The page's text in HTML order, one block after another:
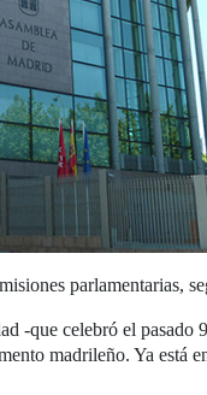
parlamentarias,
que celebró el pasado
madrileño. Ya está